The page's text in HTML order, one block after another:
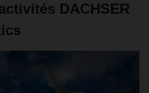
DACHSER